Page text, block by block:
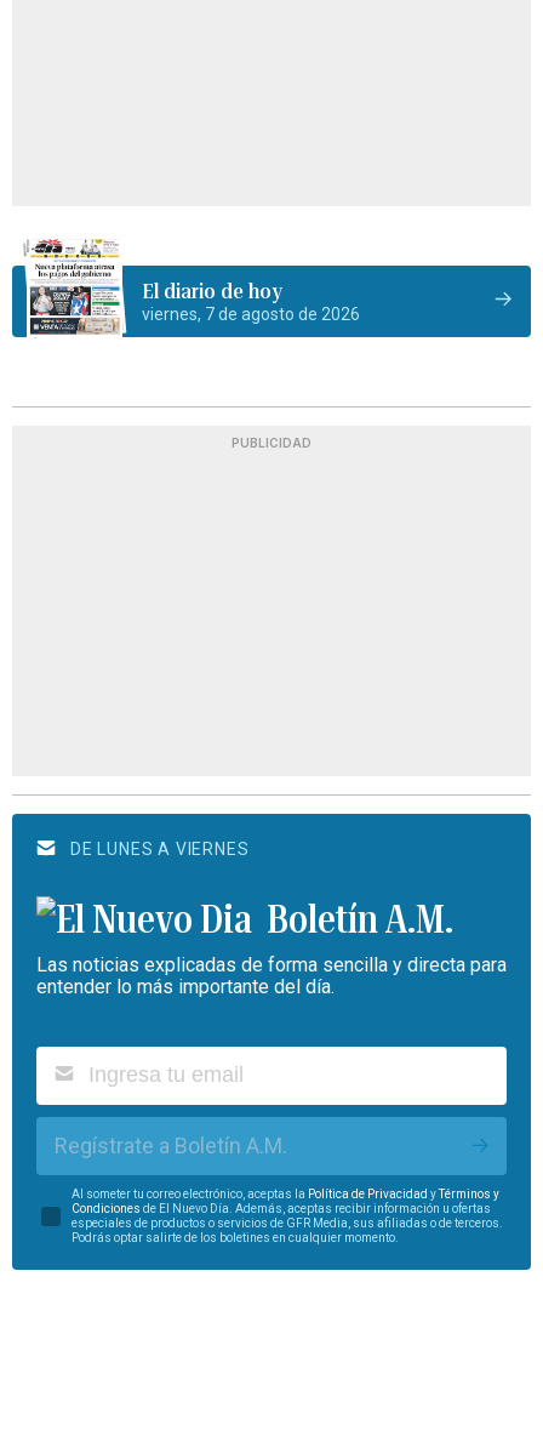
El diario de hoy
viernes, 7 de agosto de 2026
PUBLICIDAD
DE LUNES A VIERNES
Boletín A.M.
Las noticias explicadas de forma sencilla y directa para
entender lo más importante del día.
Regístrate a Boletín A.M.
Al someter tu correo electrónico, aceptas la Política de Privacidad yTérminos y
Condiciones de El Nuevo Día. Además, aceptas recibir información u ofertas
especiales de productos o servicios de GFR Media, sus afiliadas o de terceros.
Podrás optar salirte de los boletines en cualquier momento.